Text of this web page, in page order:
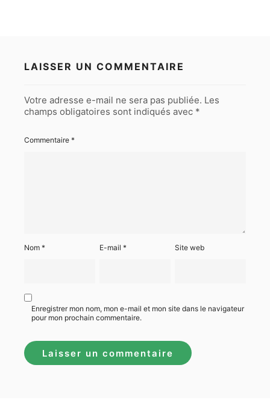
LAISSER UN COMMENTAIRE
Votre adresse e-mail ne sera pas publiée. Les
champs obligatoires sont indiqués avec *
Commentaire *
Nom * E-mail* Site web
Enregistrer mon nom, mon e-mail et mon site dans le navigateur
pour mon prochain commentaire.